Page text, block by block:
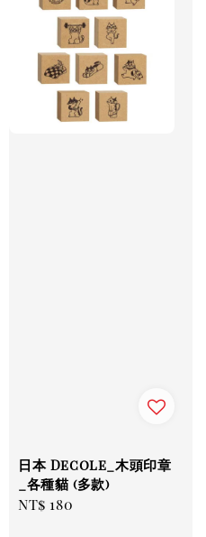
日本 Decole_木頭印章
_各種貓 (多款)
Regular
NT$ 180